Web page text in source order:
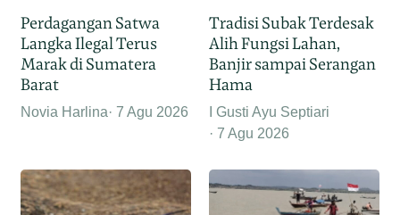
Perdagangan Satwa
Langka Ilegal Terus
Marak di Sumatera
Barat
Novia Harlina 7 Agu 2026
Tradisi Subak Terdesak
Alih Fungsi Lahan,
Banjir sampai Serangan
Hama
I Gusti Ayu Septiari
7 Agu 2026